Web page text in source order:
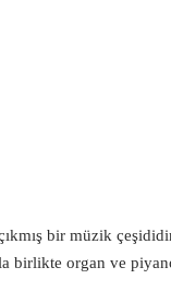
bir müzik
birlikte organ ve